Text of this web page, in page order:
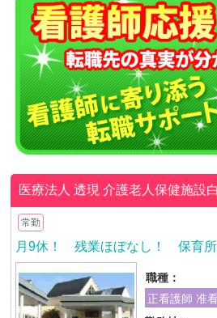
医療法人 透現介護老人保健施設
常勤
月9休！ 残業ほぼなし！ 保育
職種：
正看護師 准